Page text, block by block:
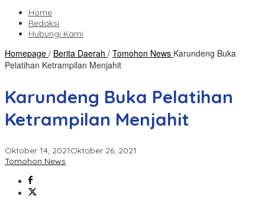
Home
Redaksi
Hubungi Kami
Homepage / Berita Daerah / Tomohon News Karundeng Buka
Pelatihan Ketrampilan Menjahit
Karundeng Buka Pelatihan
Ketrampilan Menjahit
Oktober 14, 2021Oktober 26, 2021
Tomohon News